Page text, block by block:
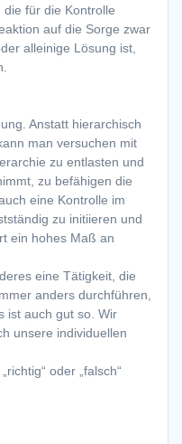
für die Kontrolle
auf die Sorge zwar
alleinige Lösung ist,
Anstatt hierarchisch
man versuchen mit
zu entlasten und
zu befähigen die
eine Kontrolle im
zu initiieren und
ein hohes Maß an
eine Tätigkeit, die
anders durchführen,
ist auch gut so. Wir
unsere individuellen
oder „falsch“